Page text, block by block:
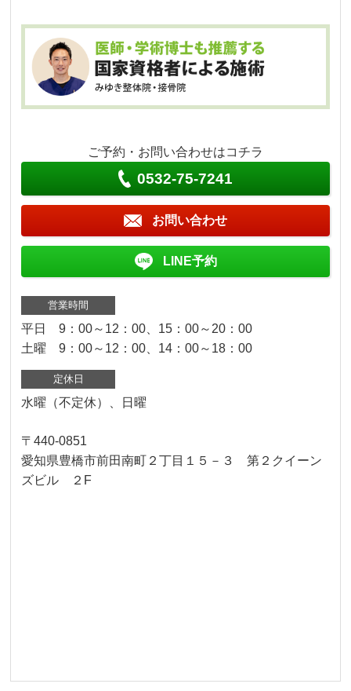
ご予約・お問い合わせはコチラ
0532-75-7241
お問い合わせ
LINE予約
営業時間
平日 9：00～12：00、15：00～20：00
土曜 9：00～12：00、14：00～18：00
定休日
水曜（不定休）、日曜
〒440-0851
愛知県豊橋市前田南町２丁目１５－３ 第２クイーン
ズビル ２F